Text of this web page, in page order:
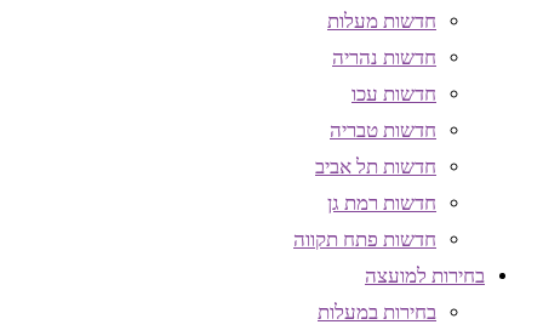
חדשות מעלות
חדשות נהריה
חדשות עכו
חדשות טבריה
חדשות תל אביב
חדשות רמת גן
חדשות פתח תקווה
בחירות למועצה
בחירות במעלות